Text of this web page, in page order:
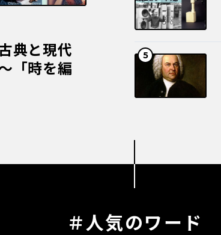
典と現代
「時を編
＃人気のワード